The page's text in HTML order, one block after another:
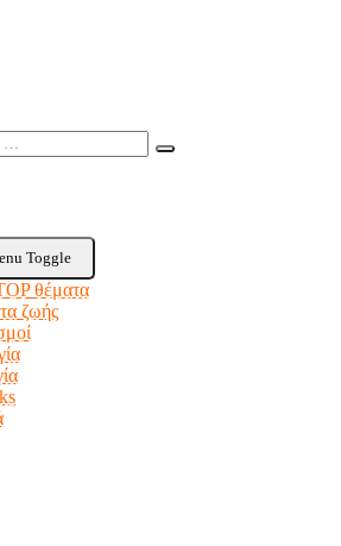
Toggle
θέματα
ζωής